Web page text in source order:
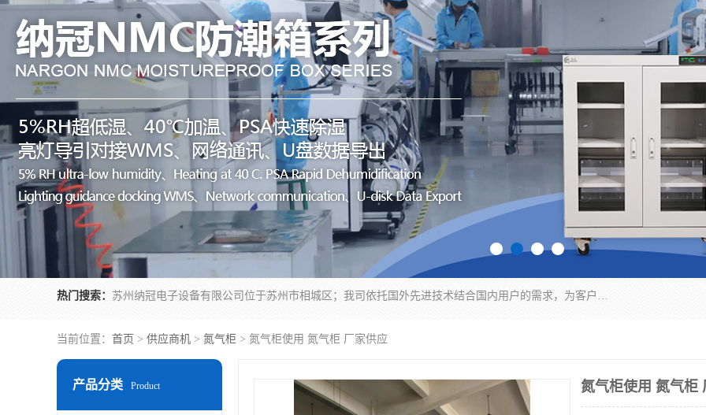
热门搜索： 苏州纳冠电子设备有限公司位于苏州市相城区；我司依托国外先进技术结合国内用户的需求，为客户提供具有WMS功能的超低湿快速除湿电子防潮，压缩空气连续干燥柜、智能物料管理氮气储物柜、自制氮氮气柜、防潮氮气组合柜、不锈钢洁净氮气柜、洁净储物柜、石墨舟柜、亮灯导引丝网板存储柜、PCB柔性板气密干燥柜等
当前位置： 首页 > 供应商机 > 氮气柜 > 氮气柜使用 氮气柜 厂家供应
产品分类 Product 氮气柜使用 氮气柜